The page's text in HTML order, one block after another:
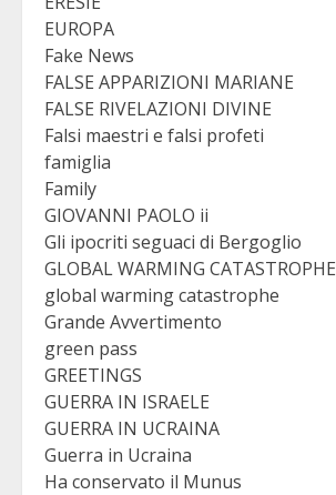
EUROPA
Fake News
FALSE APPARIZIONI MARIANE
FALSE RIVELAZIONI DIVINE
Falsi maestri e falsi profeti
famiglia
Family
GIOVANNI PAOLO ii
Gli ipocriti seguaci di Bergoglio
GLOBAL WARMING CATASTROPHE
global warming catastrophe
Grande Avvertimento
green pass
GREETINGS
GUERRA IN ISRAELE
GUERRA IN UCRAINA
Guerra in Ucraina
Ha conservato il Munus